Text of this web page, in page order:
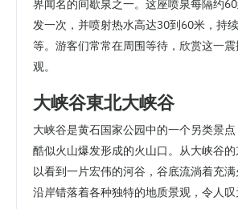
界闻名的间歇泉之一。这座喷泉每隔约
发一次，并喷射热水高达30到60米，持
等。游客们常常在周围等待，欣赏这一
观。
大峡谷東北大峡谷
大峡谷是黄石国家公园中的一个另类景
酷似火山爆发形成的火山口。从大峡谷
以看到一片宏伟的河谷，谷底流淌着充满
沿岸错落着各种独特的地质景观，令人叹